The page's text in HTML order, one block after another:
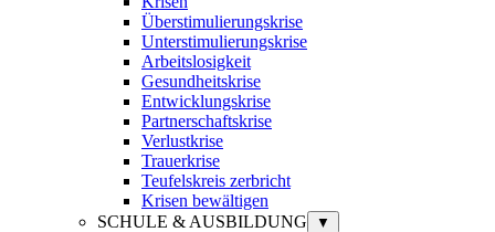
Überstimulierungskrise
Unterstimulierungskrise
Arbeitslosigkeit
Gesundheitskrise
Entwicklungskrise
Partnerschaftskrise
Verlustkrise
Trauerkrise
Teufelskreis zerbricht
Krisen bewältigen
SCHULE & AUSBILDUNG
▼